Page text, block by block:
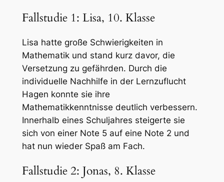
Fallstudie 1: Lisa, 10. Klasse
Lisa hatte große Schwierigkeiten in
Mathematik und stand kurz davor, die
Versetzung zu gefährden. Durch die
individuelle Nachhilfe in der Lernzuflucht
Hagen konnte sie ihre
Mathematikkenntnisse deutlich verbessern.
Innerhalb eines Schuljahres steigerte sie
sich von einer Note 5 auf eine Note 2 und
hat nun wieder Spaß am Fach.
Fallstudie 2: Jonas, 8. Klasse